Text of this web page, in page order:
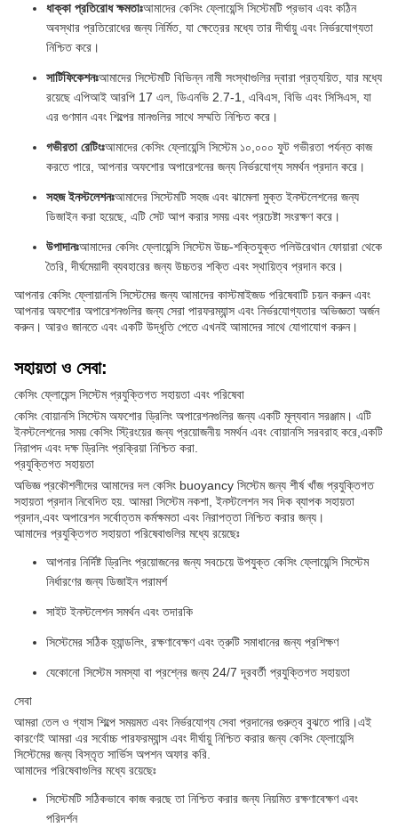
ধাক্কা প্রতিরোধ ক্ষমতাঃআমাদের কেসিং ফ্লোয়েন্সি সিস্টেমটি প্রভাব এবং কঠিন
অবস্থার প্রতিরোধের জন্য নির্মিত, যা ক্ষেত্রের মধ্যে তার দীর্ঘায়ু এবং নির্ভরযোগ্যতা
নিশ্চিত করে।
সার্টিফিকেশনঃআমাদের সিস্টেমটি বিভিন্ন নামী সংস্থাগুলির দ্বারা প্রত্যয়িত, যার মধ্যে
রয়েছে এপিআই আরপি 17 এল, ডিএনভি 2.7-1, এবিএস, বিভি এবং সিসিএস, যা
এর গুণমান এবং শিল্পের মানগুলির সাথে সম্মতি নিশ্চিত করে।
গভীরতা রেটিংঃআমাদের কেসিং ফ্লোয়েন্সি সিস্টেম ১০,০০০ ফুট গভীরতা পর্যন্ত কাজ
করতে পারে, আপনার অফশোর অপারেশনের জন্য নির্ভরযোগ্য সমর্থন প্রদান করে।
সহজ ইনস্টলেশনঃআমাদের সিস্টেমটি সহজ এবং ঝামেলা মুক্ত ইনস্টলেশনের জন্য
ডিজাইন করা হয়েছে, এটি সেট আপ করার সময় এবং প্রচেষ্টা সংরক্ষণ করে।
উপাদানঃআমাদের কেসিং ফ্লোয়েন্সি সিস্টেম উচ্চ-শক্তিযুক্ত পলিউরেথান ফোয়ারা থেকে
তৈরি, দীর্ঘমেয়াদী ব্যবহারের জন্য উচ্চতর শক্তি এবং স্থায়িত্ব প্রদান করে।
আপনার কেসিং ফ্লোয়ানসি সিস্টেমের জন্য আমাদের কাস্টমাইজড পরিষেবাটি চয়ন করুন এবং
আপনার অফশোর অপারেশনগুলির জন্য সেরা পারফরম্যান্স এবং নির্ভরযোগ্যতার অভিজ্ঞতা অর্জন
করুন। আরও জানতে এবং একটি উদ্ধৃতি পেতে এখনই আমাদের সাথে যোগাযোগ করুন।
সহায়তা ও সেবা:
কেসিং ফ্লোয়েন্স সিস্টেম প্রযুক্তিগত সহায়তা এবং পরিষেবা
কেসিং বোয়ানসি সিস্টেম অফশোর ড্রিলিং অপারেশনগুলির জন্য একটি মূল্যবান সরঞ্জাম। এটি
ইনস্টলেশনের সময় কেসিং স্ট্রিংয়ের জন্য প্রয়োজনীয় সমর্থন এবং বোয়ানসি সরবরাহ করে,একটি
নিরাপদ এবং দক্ষ ড্রিলিং প্রক্রিয়া নিশ্চিত করা.
প্রযুক্তিগত সহায়তা
অভিজ্ঞ প্রকৌশলীদের আমাদের দল কেসিং buoyancy সিস্টেম জন্য শীর্ষ খাঁজ প্রযুক্তিগত
সহায়তা প্রদান নিবেদিত হয়. আমরা সিস্টেম নকশা, ইনস্টলেশন সব দিক ব্যাপক সহায়তা
প্রদান,এবং অপারেশন সর্বোত্তম কর্মক্ষমতা এবং নিরাপত্তা নিশ্চিত করার জন্য।
আমাদের প্রযুক্তিগত সহায়তা পরিষেবাগুলির মধ্যে রয়েছেঃ
আপনার নির্দিষ্ট ড্রিলিং প্রয়োজনের জন্য সবচেয়ে উপযুক্ত কেসিং ফ্লোয়েন্সি সিস্টেম
নির্ধারণের জন্য ডিজাইন পরামর্শ
সাইট ইনস্টলেশন সমর্থন এবং তদারকি
সিস্টেমের সঠিক হ্যান্ডলিং, রক্ষণাবেক্ষণ এবং ত্রুটি সমাধানের জন্য প্রশিক্ষণ
যেকোনো সিস্টেম সমস্যা বা প্রশ্নের জন্য 24/7 দূরবর্তী প্রযুক্তিগত সহায়তা
সেবা
আমরা তেল ও গ্যাস শিল্পে সময়মত এবং নির্ভরযোগ্য সেবা প্রদানের গুরুত্ব বুঝতে পারি।এই
কারণেই আমরা এর সর্বোচ্চ পারফরম্যান্স এবং দীর্ঘায়ু নিশ্চিত করার জন্য কেসিং ফ্লোয়েন্সি
সিস্টেমের জন্য বিস্তৃত সার্ভিস অপশন অফার করি.
আমাদের পরিষেবাগুলির মধ্যে রয়েছেঃ
সিস্টেমটি সঠিকভাবে কাজ করছে তা নিশ্চিত করার জন্য নিয়মিত রক্ষণাবেক্ষণ এবং
পরিদর্শন